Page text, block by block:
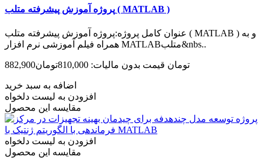
پروژه آموزش پیشرفته متلب ( MATLAB )
عنوان کامل پروژه:پروژه آموزش پیشرفته متلب ( MATLAB ) و به
همراه فیلم آموزشی نرم افزار MATLABمتلب&nbs..
882,900تومان قیمت بدون مالیات: 810,000تومان
اضافه به سبد خرید
افزودن به لیست دلخواه
مقایسه این محصول
افزودن به لیست دلخواه
مقایسه این محصول